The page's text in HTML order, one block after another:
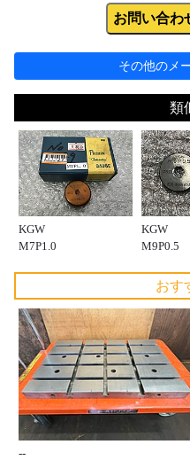
お問い合わ
その他のメ
類
KGW
M7P1.0
KGW
M9P0.5
おす
--